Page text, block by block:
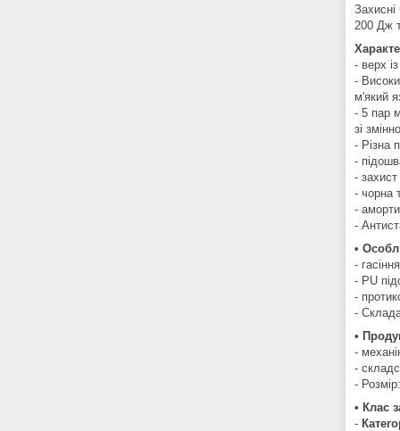
200 Дж
- верх
-
м'який
- 5 пар
зі
- Різна
-
-
- чорна
-
-
•
-
- PU
-
-
•
-
-
-
• Клас
-